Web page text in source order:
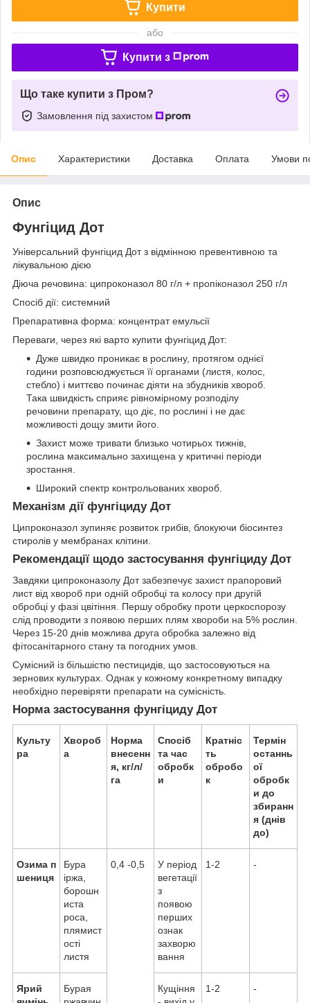
Купити
або
Купити з
Що таке купити з Пром?
Замовлення під захистом
Опис Характеристики Доставка Оплата Умови
Опис
Фунгіцид Дот
Універсальний фунгіцид Дот з відмінною превентивною та
лікувальною дією
Діюча речовина: ципроконазол 80 г/л + пропіконазол 250 г/л
Спосіб дії: системний
Препаративна форма: концентрат емульсії
Переваги, через які варто купити фунгіцид Дот:
Дуже швидко проникає в рослину, протягом однієї
години розповсюджується її органами (листя, колос,
стебло) і миттєво починає діяти на збудників хвороб.
Така швидкість сприяє рівномірному розподілу
речовини препарату, що діє, по рослині і не дає
можливості дощу змити його.
Захист може тривати близько чотирьох тижнів,
рослина максимально захищена у критичні періоди
зростання.
Широкий спектр контрольованих хвороб.
Механізм дії фунгіциду Дот
Ципроконазол зупиняє розвиток грибів, блокуючи біосинтез
стиролів у мембранах клітини.
Рекомендації щодо застосування фунгіциду Дот
Завдяки ципроконазолу Дот забезпечує захист прапоровий
лист від хвороб при одній обробці та колосу при другій
обробці у фазі цвітіння. Першу обробку проти церкоспорозу
слід проводити з появою перших плям хвороби на 5% рослин.
Через 15-20 днів можлива друга обробка залежно від
фітосанітарного стану та погодних умов.
Сумісний із більшістю пестицидів, що застосовуються на
зернових культурах. Однак у кожному конкретному випадку
необхідно перевіряти препарати на сумісність.
Норма застосування фунгіциду Дот
Культу
ра
Хвороб
а
Норма
внесенн
я, кг/л/
га
Спосіб
та час
обробк
и
Кратніс
ть
обробо
к
Термін
останнь
ої
обробк
и до
збиранн
я (днів
до)
Озима п
шениця
Бура
іржа,
борошн
иста
роса,
плямист
ості
листя
0,4 -0,5
У період
вегетації
з
появою
перших
ознак
захворю
вання
1-2 -
Ярий
Бурая
Кущіння
1-2 -